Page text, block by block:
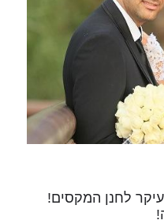
לחנן המקסים!